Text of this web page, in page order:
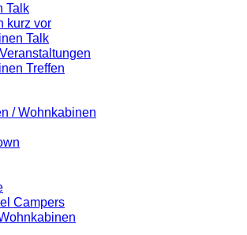
Talk
kurz vor
Talk
Treffen
/ Wohnkabinen
Campers